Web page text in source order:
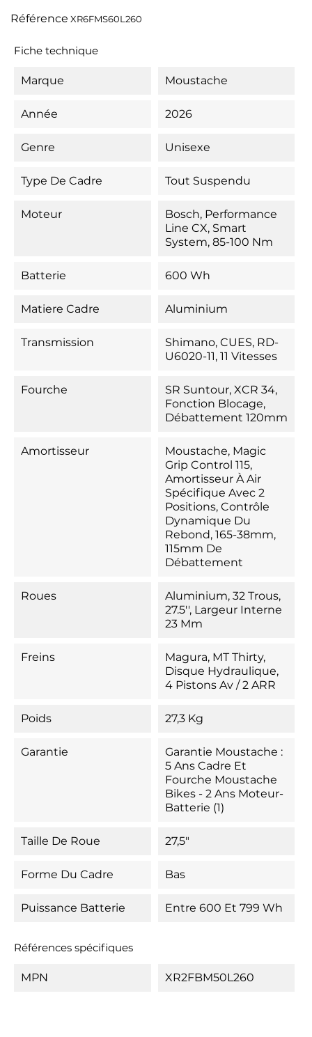
Référence XR6FMS60L260
Fiche technique
Marque Moustache
Année 2026
Genre Unisexe
Type De Cadre Tout Suspendu
Moteur
Bosch, Performance
Line CX, Smart
System, 85-100 Nm
Batterie 600 Wh
Matiere Cadre Aluminium
Transmission
Shimano, CUES, RD-
U6020-11, 11 Vitesses
Fourche
SR Suntour, XCR 34,
Fonction Blocage,
Débattement 120mm
Amortisseur
Moustache, Magic
Grip Control 115,
Amortisseur À Air
Spécifique Avec 2
Positions, Contrôle
Dynamique Du
Rebond, 165-38mm,
115mm De
Débattement
Roues
Aluminium, 32 Trous,
27.5'', Largeur Interne
23 Mm
Freins
Magura, MT Thirty,
Disque Hydraulique,
4 Pistons Av / 2 ARR
Poids 27,3 Kg
Garantie
Garantie Moustache :
5 Ans Cadre Et
Fourche Moustache
Bikes - 2 Ans Moteur-
Batterie (1)
Taille De Roue 27,5"
Forme Du Cadre Bas
Puissance Batterie Entre 600 Et 799 Wh
Références spécifiques
MPN XR2FBM50L260